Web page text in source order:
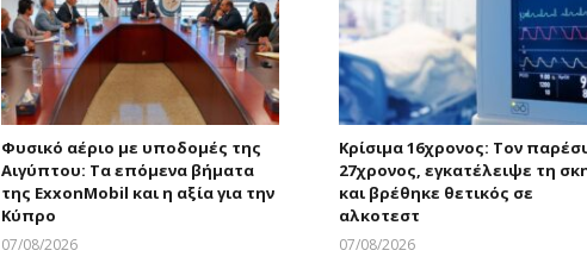
Φυσικό αέριο με υποδομές της
Αιγύπτου: Τα επόμενα βήματα
της ExxonMobil και η αξία για την
Κύπρο
07/08/2026
Κρίσιμα 16χρονος: Τον
27χρονος, εγκατέλειψε τη
και βρέθηκε θετικός σε
αλκοτεστ
07/08/2026